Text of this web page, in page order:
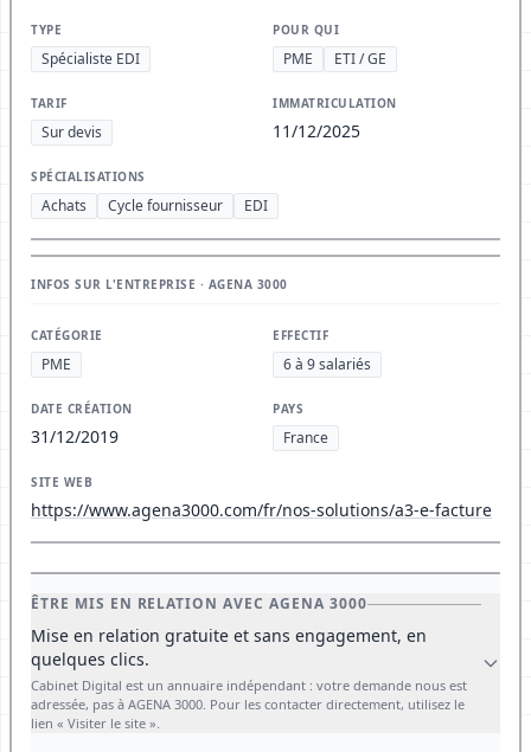
TYPE
Spécialiste EDI
POUR QUI
PME ETI / GE
TARIF
Sur devis
IMMATRICULATION
11/12/2025
SPÉCIALISATIONS
Achats Cycle fournisseur EDI
INFOS SUR L'ENTREPRISE · AGENA 3000
CATÉGORIE
PME
EFFECTIF
6 à 9 salariés
DATE CRÉATION
31/12/2019
PAYS
France
SITE WEB
https://www.agena3000.com/fr/nos-solutions/a3-e-facture
ÊTRE MIS EN RELATION AVEC AGENA 3000
Mise en relation gratuite et sans engagement, en
quelques clics.
Cabinet Digital est un annuaire indépendant : votre demande nous est
adressée, pas à AGENA 3000. Pour les contacter directement, utilisez le
lien « Visiter le site ».